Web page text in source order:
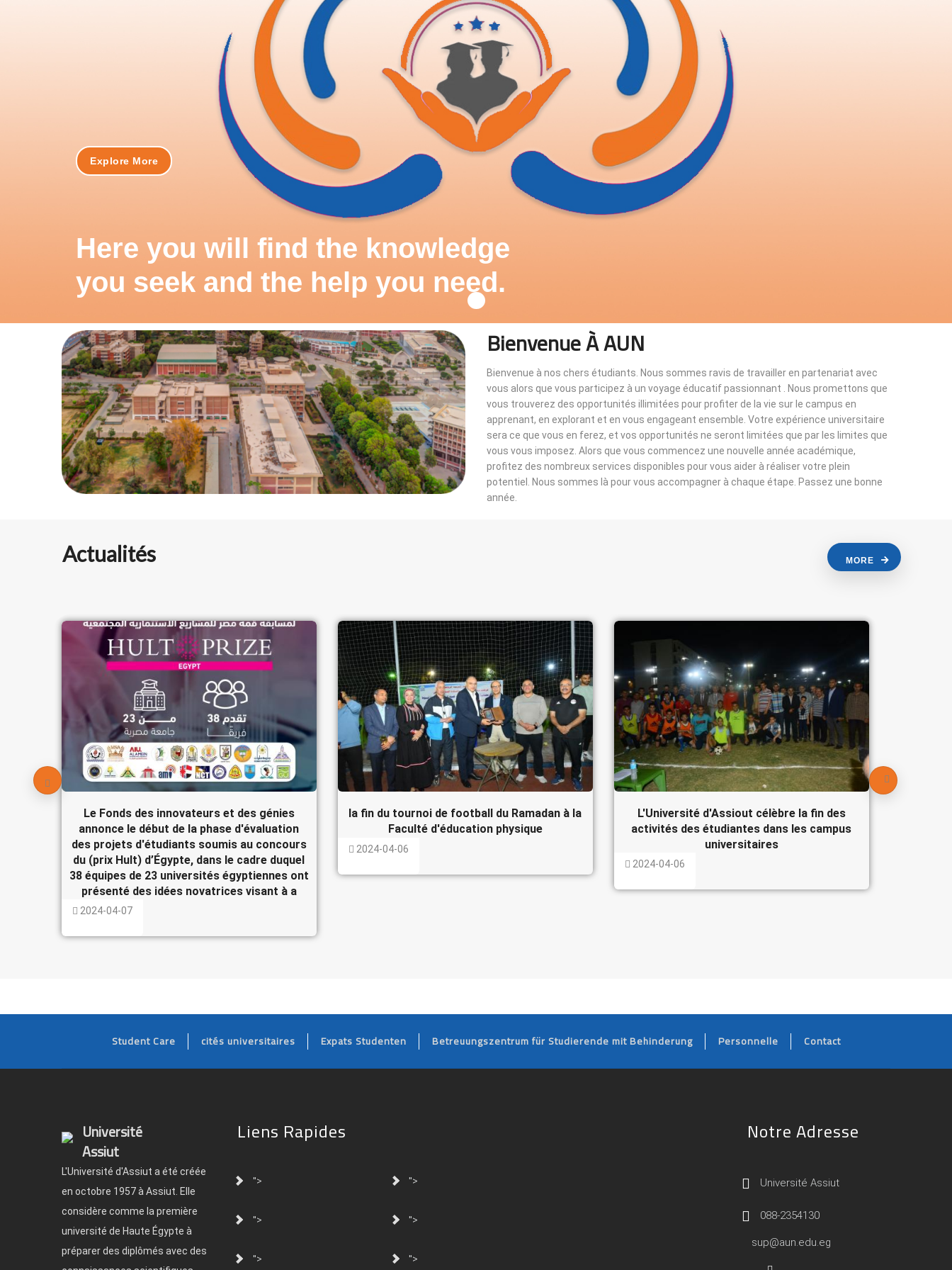
Here you will find the knowledge
you seek and the help you need.
Explore More
Bienvenue À AUN
Bienvenue à nos chers étudiants. Nous sommes ravis de travailler en partenariat avec
vous alors que vous participez à un voyage éducatif passionnant . Nous promettons que
vous trouverez des opportunités illimitées pour profiter de la vie sur le campus en
apprenant, en explorant et en vous engageant ensemble. Votre expérience universitaire
sera ce que vous en ferez, et vos opportunités ne seront limitées que par les limites que
vous vous imposez. Alors que vous commencez une nouvelle année académique,
profitez des nombreux services disponibles pour vous aider à réaliser votre plein
potentiel. Nous sommes là pour vous accompagner à chaque étape. Passez une bonne
année.
Actualités MORE
Le Fonds des innovateurs et des génies
annonce le début de la phase d'évaluation
des projets d'étudiants soumis au concours
du (prix Hult) d’Égypte, dans le cadre duquel
38 équipes de 23 universités égyptiennes ont
présenté des idées novatrices visant à a
2024-04-07
la fin du tournoi de football du Ramadan à la
Faculté d'éducation physique
2024-04-06
L'Université d'Assiout célèbre la fin des
activités des étudiantes dans les campus
universitaires
2024-04-06
FOOTER
Student Care cités universitaires Expats Studenten Betreuungszentrum für Studierende mit Behinderung Personnelle Contact
Université
Assiut
L'Université d'Assiut a été créée
en octobre 1957 à Assiut. Elle
considère comme la première
université de Haute Égypte à
préparer des diplômés avec des
Liens Rapides
"> ">
"> ">
"> ">
Notre Adresse
Université Assiut
088-2354130
sup@aun.edu.eg